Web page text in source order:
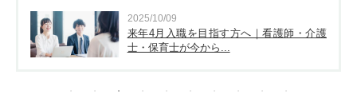
2025/10/09
来年4月入職を目指す方へ｜看護師・介護
士・保育士が今から...